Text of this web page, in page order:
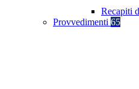
Recapiti
Provvedimenti 65